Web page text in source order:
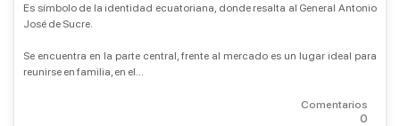
Es símbolo de la identidad ecuatoriana, donde resalta al General Antonio
José de Sucre.
Se encuentra en la parte central, frente al mercado es un lugar ideal para
reunirse en familia, en el...
Comentarios
0